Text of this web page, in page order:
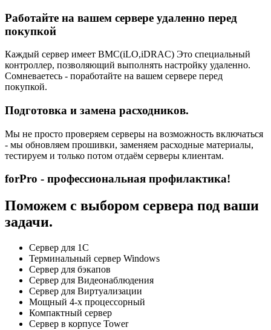
Работайте на вашем сервере удаленно перед
покупкой
Каждый сервер имеет BMC(iLO,iDRAC) Это специальный
контроллер, позволяющий выполнять настройку удаленно.
Сомневаетесь - поработайте на вашем сервере перед
покупкой.
Подготовка и замена расходников.
Мы не просто проверяем серверы на возможность включаться
- мы обновляем прошивки, заменяем расходные материалы,
тестируем и только потом отдаём серверы клиентам.
forPro - профессиональная профилактика!
Поможем с выбором сервера под ваши
задачи.
Сервер для 1С
Терминальный сервер Windows
Сервер для бэкапов
Сервер для Видеонаблюдения
Сервер для Виртуализации
Мощный 4-х процессорный
Компактный сервер
Сервер в корпусе Tower